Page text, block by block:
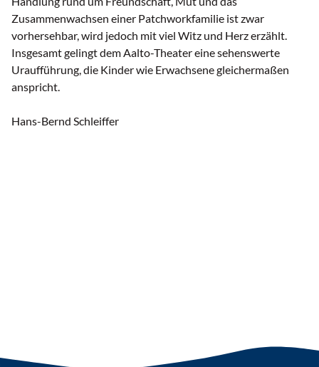
Zusammenwachsen einer Patchworkfamilie ist zwar
vorhersehbar, wird jedoch mit viel Witz und Herz erzählt.
Insgesamt gelingt dem Aalto-Theater eine sehenswerte
Uraufführung, die Kinder wie Erwachsene gleichermaßen
anspricht.
Hans-Bernd Schleiffer